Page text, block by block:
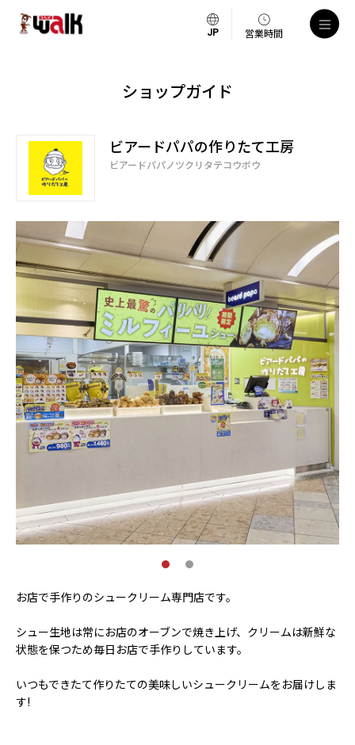
営業時間
ショップガイド
ビアードパパの作りたて工房
ビアードパパノツクリタテコウボウ
お店で手作りのシュークリーム専門店です。
シュー生地は常にお店のオーブンで焼き上げ、クリームは新鮮な
状態を保つため毎日お店で手作りしています。
いつもできたて作りたての美味しいシュークリームをお届けしま
す!